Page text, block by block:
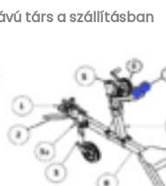
társ a szállításban